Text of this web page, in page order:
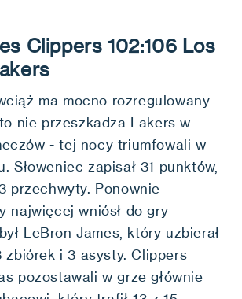
Clippers 102:106 Los
ma mocno rozregulowany
nie przeszkadza Lakers w
- tej nocy triumfowali w
Słoweniec zapisał 31 punktów,
przechwyty. Ponownie
najwięcej wniósł do gry
LeBron James, który uzbierał
zbiórek i 3 asysty. Clippers
pozostawali w grze głównie